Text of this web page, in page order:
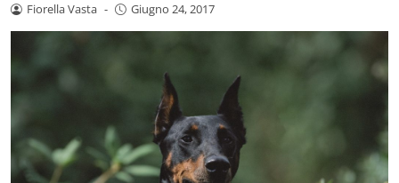
Fiorella Vasta - Giugno 24, 2017